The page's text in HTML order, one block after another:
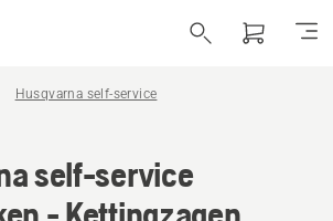
Husqvarna self-service
self-service